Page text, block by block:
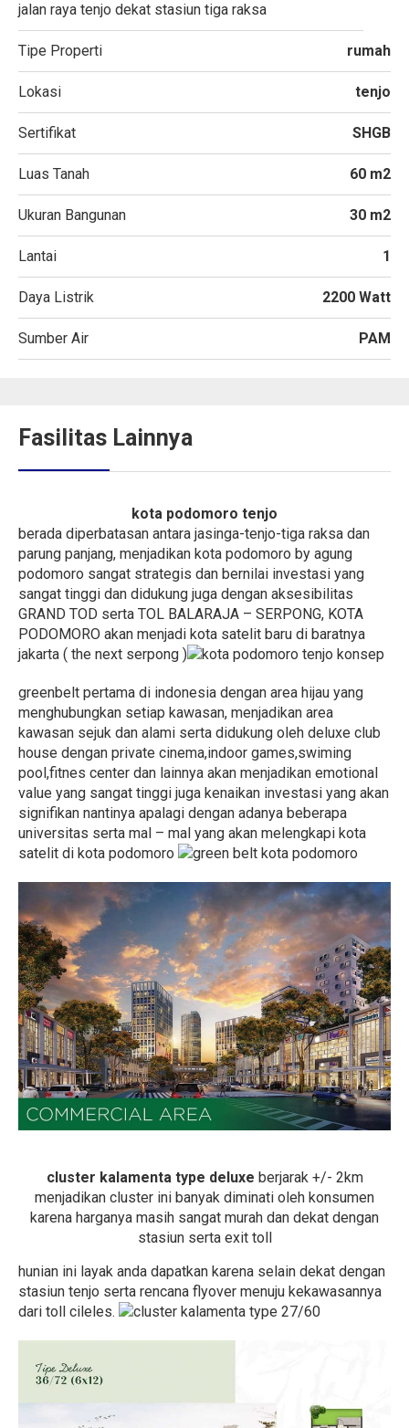
jalan raya tenjo dekat stasiun tiga raksa
Tipe Properti rumah
Lokasi tenjo
Sertifikat SHGB
Luas Tanah 60 m2
Ukuran Bangunan 30 m2
Lantai 1
Daya Listrik 2200 Watt
Sumber Air PAM
Fasilitas Lainnya
kota podomoro tenjo
berada diperbatasan antara jasinga-tenjo-tiga raksa dan
parung panjang, menjadikan kota podomoro by agung
podomoro sangat strategis dan bernilai investasi yang
sangat tinggi dan didukung juga dengan aksesibilitas
GRAND TOD serta TOL BALARAJA – SERPONG, KOTA
PODOMORO akan menjadi kota satelit baru di baratnya
jakarta ( the next serpong )
konsep
greenbelt pertama di indonesia dengan area hijau yang
menghubungkan setiap kawasan, menjadikan area
kawasan sejuk dan alami serta didukung oleh deluxe club
house dengan private cinema,indoor games,swiming
pool,fitnes center dan lainnya akan menjadikan emotional
value yang sangat tinggi juga kenaikan investasi yang akan
signifikan nantinya apalagi dengan adanya beberapa
universitas serta mal – mal yang akan melengkapi kota
satelit di kota podomoro
cluster kalamenta type deluxe berjarak +/- 2km
menjadikan cluster ini banyak diminati oleh konsumen
karena harganya masih sangat murah dan dekat dengan
stasiun serta exit toll
hunian ini layak anda dapatkan karena selain dekat dengan
stasiun tenjo serta rencana flyover menuju kekawasannya
dari toll cileles.